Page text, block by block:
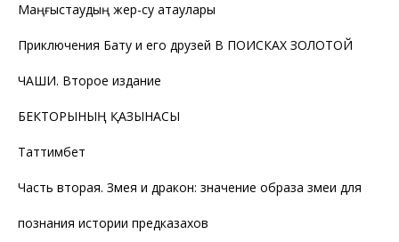
Маңғыстаудың жер-су атаулары
Приключения Бату и его друзей В ПОИСКАХ ЗОЛОТОЙ
ЧАШИ. Второе издание
БЕКТОРЫНЫҢ ҚАЗЫНАСЫ
Таттимбет
Часть вторая. Змея и дракон: значение образа змеи для
познания истории предказахов